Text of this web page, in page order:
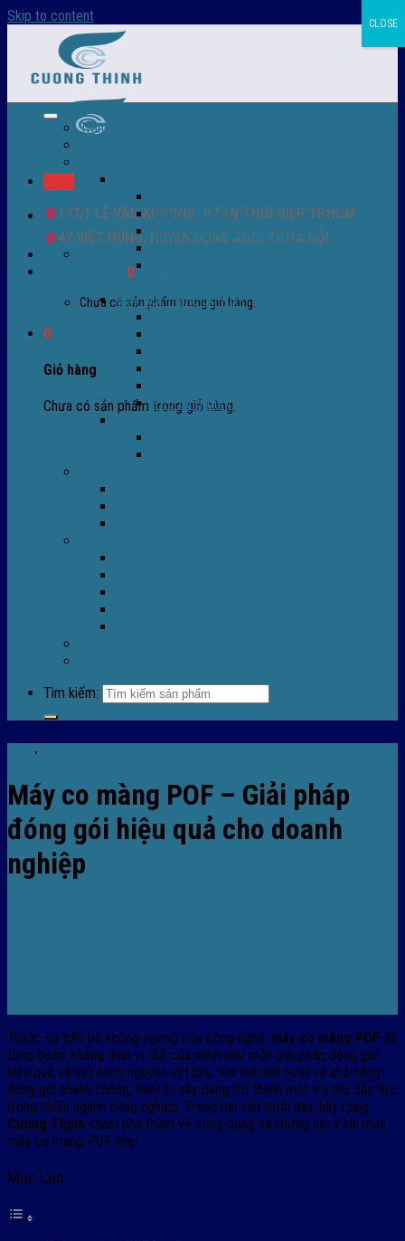
Skip to content
177/1 LÊ VĂN KHƯƠNG, P.TÂN THỚI HIỆP TP.HCM
47 VIỆT HÙNG, HUYỆN ĐÔNG ANH, TP.HÀ NỘI
0932 756 950
0
Chưa có sản phẩm trong giỏ hàng.
0
Giỏ hàng
Chưa có sản phẩm trong giỏ hàng.
Trang chủ – Màng co POF
Màng co PVC
Màng quấn PALLET- màng PE- màng chit
Màng skinpack - skinfilm - hút sát da
Máy bọc màng co POF
Phụ tùng thay thế
Tìm kiếm:
,
Máy co màng POF – Giải pháp
đóng gói hiệu quả cho doanh
nghiệp
Trước sự tiến bộ không ngừng của công nghệ, máy co màng POF đã
từng bước khẳng định vị thế của mình như một giải pháp đóng gói
hiệu quả và tiết kiệm nguyên vật liệu. Với tính linh hoạt và khả năng
đóng gói nhanh chóng, thiết bị này đang trở thành một trợ thủ đắc lực
trong nhiều ngành công nghiệp. Trong bài viết dưới đây, hãy cùng
Cường Thịnh khám phá thêm về công dụng và những lưu ý khi mua
máy co màng POF nhé!
Mục Lục
CLOSE